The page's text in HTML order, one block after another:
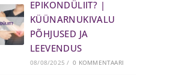
EPIKONDÜLIIT? |
KÜÜNARNUKIVALU
PÕHJUSED JA
LEEVENDUS
08/08/2025 / 0 KOMMENTAARI